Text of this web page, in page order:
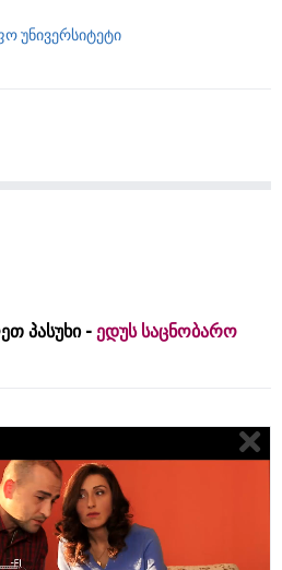
უნივერსიტეტი
პასუხი - ედუს საცნობარო